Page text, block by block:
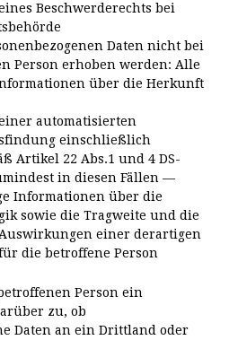
Beschwerderechts bei
Daten nicht bei
Person erhoben werden: Alle
über die Herkunft
automatisierten
einschließlich
Artikel 22 Abs.1 und 4 DS-
in diesen Fällen —
Informationen über die
sowie die Tragweite und die
einer derartigen
die betroffene Person
Person ein
zu, ob
Daten an ein Drittland oder